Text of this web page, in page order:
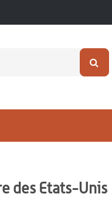
des Etats-Unis